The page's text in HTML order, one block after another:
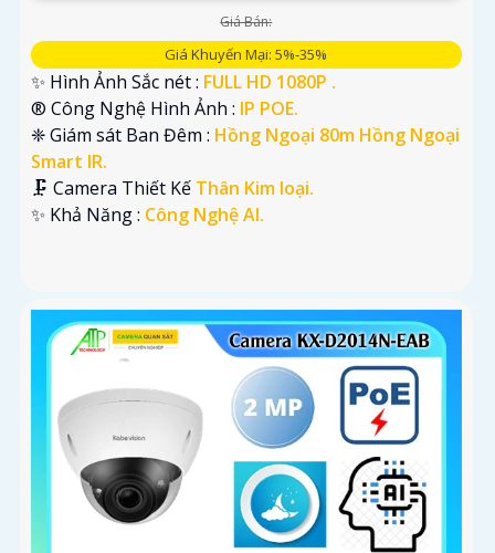
Giá Bán:
Giá Khuyến Mại: 5%-35%
✨ Hình Ảnh Sắc nét : FULL HD 1080P .
®️ Công Nghệ Hình Ảnh : IP POE.
❈ Giám sát Ban Đêm : Hồng Ngoại 80m Hồng Ngoại
Smart IR.
🗜️ Camera Thiết Kế Thân Kim loại.
️✨ Khả Năng : Công Nghệ AI.